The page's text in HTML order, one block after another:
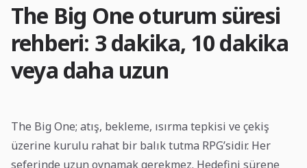
The Big One oturum süresi
rehberi: 3 dakika, 10 dakika
veya daha uzun
The Big One; atış, bekleme, ısırma tepkisi ve çekiş
üzerine kurulu rahat bir balık tutma RPG’sidir. Her
seferinde uzun oynamak gerekmez. Hedefini sürene